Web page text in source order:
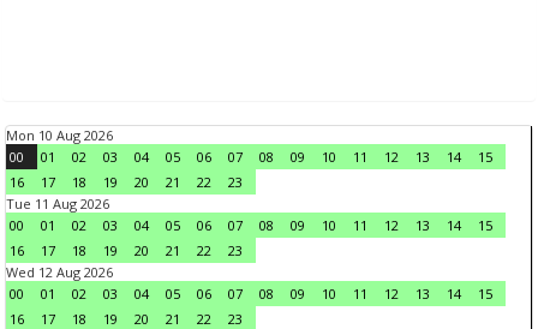
Mon 10 Aug 2026
00
01 02 03 04 05 06 07 08 09 10 11 12 13 14
15
16
17 18 19 20 21 22
23
Tue 11 Aug 2026
00
01 02 03 04 05 06 07 08 09 10 11 12 13 14
15
16
17 18 19 20 21 22
23
Wed 12 Aug 2026
00
01 02 03 04 05 06 07 08 09 10 11 12 13 14
15
16
17 18 19 20 21 22
23